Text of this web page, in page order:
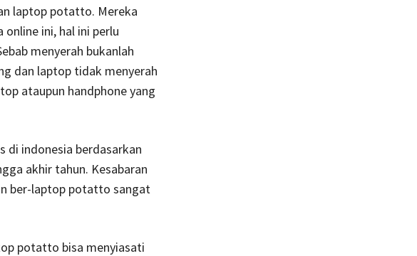
laptop potatto. Mereka
ini, hal ini perlu
menyerah bukanlah
dan laptop tidak menyerah
ataupun handphone yang
di indonesia berdasarkan
akhir tahun. Kesabaran
ber-laptop potatto sangat
potatto bisa menyiasati